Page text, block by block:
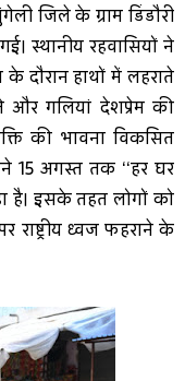
जिले के ग्राम डिंडौरी
स्थानीय रहवासियों ने
के दौरान हाथों में लहराते
और गलियां देशप्रेम की
की भावना विकसित
15 अगस्त तक ‘‘हर घर
है। इसके तहत लोगों को
राष्ट्रीय ध्वज फहराने के